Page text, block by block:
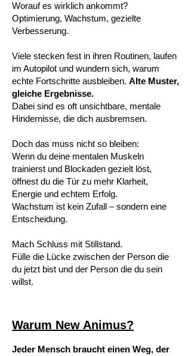
Worauf es wirklich ankommt?
Optimierung, Wachstum, gezielte
Verbesserung.
Viele stecken fest in ihren Routinen, laufen
im Autopilot und wundern sich, warum
echte Fortschritte ausbleiben. Alte Muster,
gleiche Ergebnisse.
Dabei sind es oft unsichtbare, mentale
Hindernisse, die dich ausbremsen.
Doch das muss nicht so bleiben:
Wenn du deine mentalen Muskeln
trainierst und Blockaden gezielt löst,
öffnest du die Tür zu mehr Klarheit,
Energie und echtem Erfolg.
Wachstum ist kein Zufall – sondern eine
Entscheidung.
Mach Schluss mit Stillstand.
Fülle die Lücke zwischen der Person die
du jetzt bist und der Person die du sein
willst.
Warum New Animus?
Jeder Mensch braucht einen Weg, der